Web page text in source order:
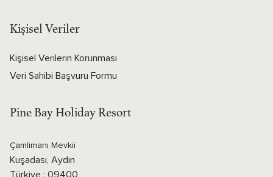
Kişisel Veriler
Kişisel Verilerin Korunması
Veri Sahibi Başvuru Formu
Pine Bay Holiday Resort
Çamlimanı Mevkii
Kuşadası, Aydın
Türkiye : 09400